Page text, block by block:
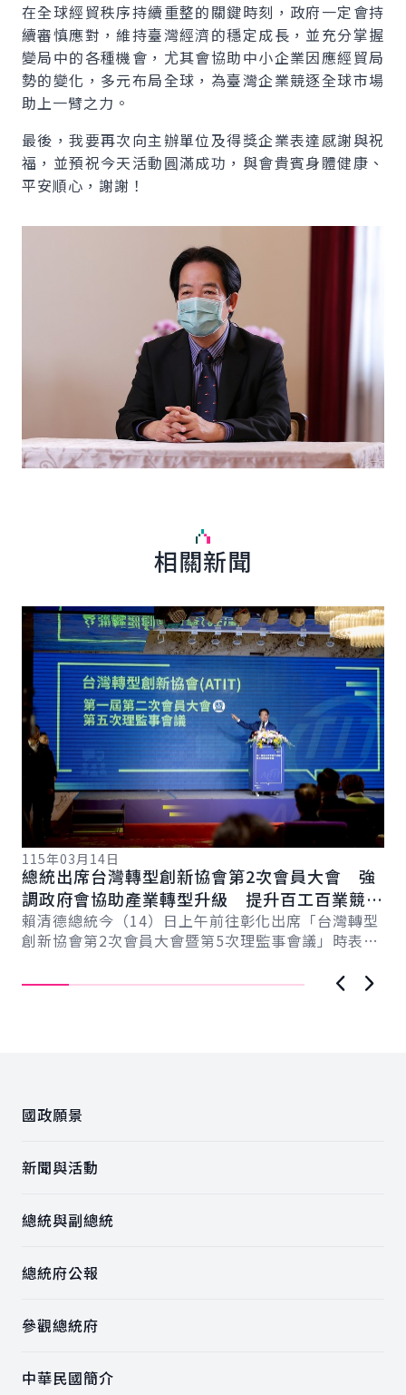
在全球經貿秩序持續重整的關鍵時刻，政府一定會持
續審慎應對，維持臺灣經濟的穩定成長，並充分掌握
變局中的各種機會，尤其會協助中小企業因應經貿局
勢的變化，多元布局全球，為臺灣企業競逐全球市場
助上一臂之力。
最後，我要再次向主辦單位及得獎企業表達感謝與祝
福，並預祝今天活動圓滿成功，與會貴賓身體健康、
平安順心，謝謝！
相關新聞
詳細內容
115年03月14日
總統出席台灣轉型創新協會第2次會員大會 強
調政府會協助產業轉型升級 提升百工百業競爭
力
賴清德總統今（14）日上午前往彰化出席「台灣轉型
創新協會第2次會員大會暨第5次理監事會議」時表
詳
國政願景
新聞與活動
總統與副總統
總統府公報
參觀總統府
中華民國簡介